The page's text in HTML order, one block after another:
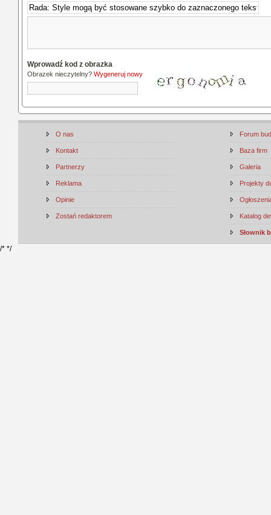
Wprowadź kod z obrazka
Obrazek nieczytelny? Wygeneruj nowy
O nas
Kontakt
Partnerzy
Reklama
Opinie
Zostań redaktorem
Forum
Baza firm
Galeria
Projekty
Katalog
Słownik
/* */